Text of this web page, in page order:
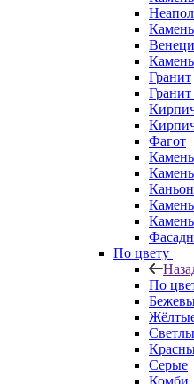
Гранит
Фагот
Каньон
Камень
По цвету
По
Серые
Комби